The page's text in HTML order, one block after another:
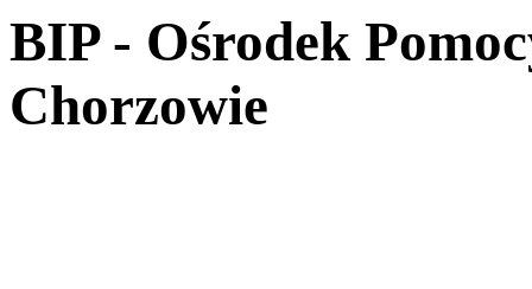
BIP - Ośrodek
Chorzowie